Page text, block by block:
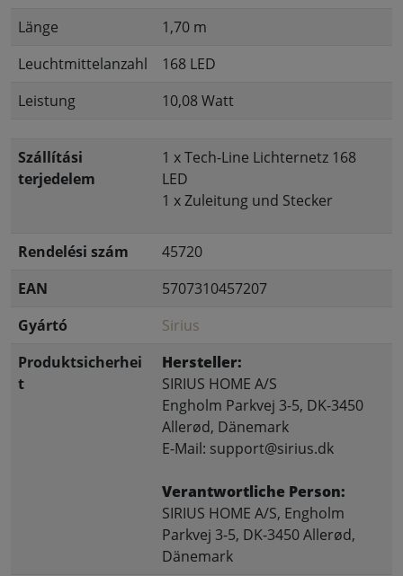
Länge
1,70 m
Leuchtmittelanzahl
168 LED
Leistung
10,08 Watt
Szállítási
terjedelem
1 x Tech-Line Lichternetz 168
LED
1 x Zuleitung und Stecker
Rendelési szám
45720
EAN
5707310457207
Gyártó
Sirius
Produktsicherhei
t
Hersteller:
SIRIUS HOME A/S
Engholm Parkvej 3-5, DK-3450
Allerød, Dänemark
E-Mail: support@sirius.dk
Verantwortliche Person:
SIRIUS HOME A/S, Engholm
Parkvej 3-5, DK-3450 Allerød,
Dänemark